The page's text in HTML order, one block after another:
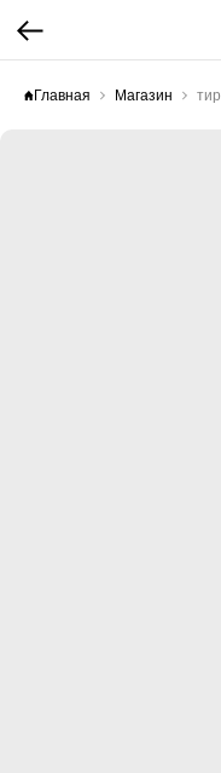
Главная Магазин тир